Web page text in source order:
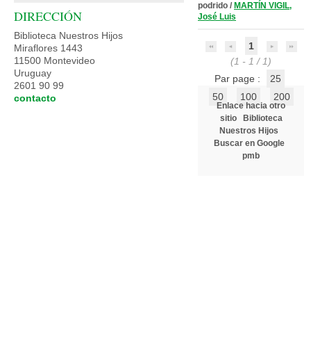
podrido / MARTÍN VIGIL,
José Luis
1
(1 - 1 / 1)
Par page :
25
50
100 200
Enlace hacia otro
sitio
Biblioteca
Nuestros Hijos
Buscar en Google
pmb
DIRECCIÓN
Biblioteca Nuestros Hijos
Miraflores 1443
11500 Montevideo
Uruguay
2601 90 99
contacto